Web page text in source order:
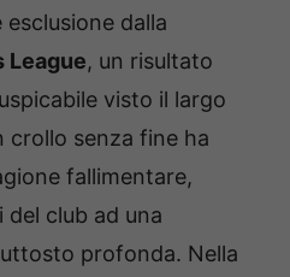
dalla
League, un risultato
visto il largo
crollo senza fine ha
fallimentare,
club ad una
profonda. Nella